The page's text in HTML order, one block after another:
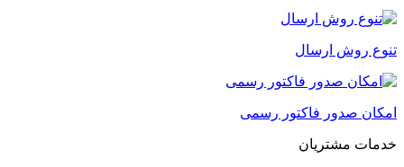
تنوع روش ارسال
امکان صدور فاکتور رسمی
خدمات مشتریان